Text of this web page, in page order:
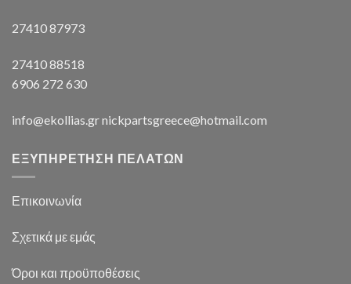
27410 87973
27410 88518
6906 272 630
info@ekollias.gr nickpartsgreece@hotmail.com
ΕΞΥΠΗΡΕΤΗΣΗ ΠΕΛΑΤΩΝ
Επικοινωνία
Σχετικά με εμάς
Όροι και προϋποθέσεις